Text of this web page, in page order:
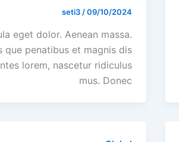
seti3 /09/10/2024
eget dolor. Aenean massa.
que penatibus et magnis dis
lorem, nascetur ridiculus
mus. Donec